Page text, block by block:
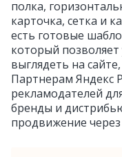
полка,
карточка, сетка и
есть готовые
который позволяет
выглядеть на
Партнерам Яндекс
рекламодателей
бренды и
продвижение